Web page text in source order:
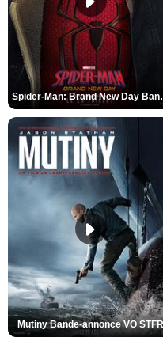
Spider-
Mutiny Bande-annonce VO STFR